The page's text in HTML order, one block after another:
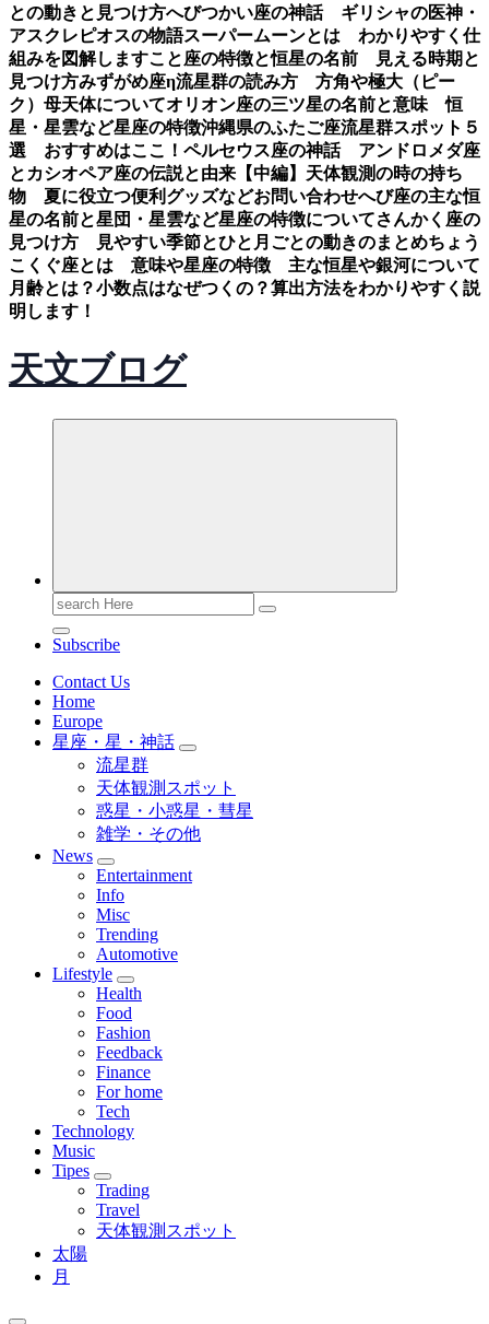
との動きと見つけ方へびつかい座の神話 ギリシャの医神・
アスクレピオスの物語スーパームーンとは わかりやすく仕
組みを図解しますこと座の特徴と恒星の名前 見える時期と
見つけ方みずがめ座η流星群の読み方 方角や極大（ピー
ク）母天体についてオリオン座の三ツ星の名前と意味 恒
星・星雲など星座の特徴沖縄県のふたご座流星群スポット５
選 おすすめはここ！ ペルセウス座の神話 アンドロメダ座
とカシオペア座の伝説と由来【中編】 天体観測の時の持ち
物 夏に役立つ便利グッズなどお問い合わせへび座の主な恒
星の名前と星団・星雲など星座の特徴についてさんかく座の
見つけ方 見やすい季節とひと月ごとの動きのまとめちょう
こくぐ座とは 意味や星座の特徴 主な恒星や銀河について
月齢とは？小数点はなぜつくの？算出方法をわかりやすく説
明します！
天文ブログ
Search
for:
Subscribe
Contact Us
Home
Europe
星座・星・神話
流星群
天体観測スポット
惑星・小惑星・彗星
雑学・その他
News
Entertainment
Info
Misc
Trending
Automotive
Lifestyle
Health
Food
Fashion
Feedback
Finance
For home
Tech
Technology
Music
Tipes
Trading
Travel
天体観測スポット
太陽
月